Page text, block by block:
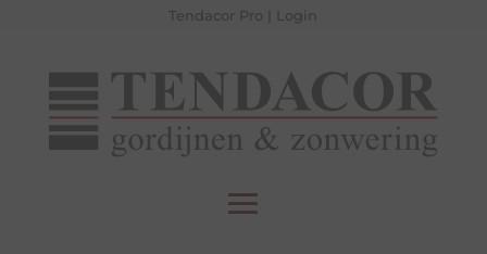
Tendacor Pro | Login